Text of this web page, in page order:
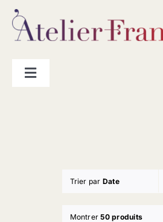
Passer
contenu
Toggle
Trier par Date
Montrer50 produits